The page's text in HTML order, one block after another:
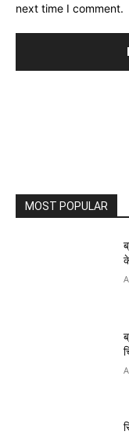
next time I comment.
MOST POPULAR